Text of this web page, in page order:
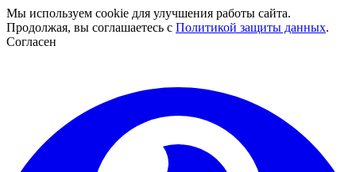
Мы используем cookie для улучшения работы сайта.
Продолжая, вы соглашаетесь с Политикой защиты данных.
Согласен